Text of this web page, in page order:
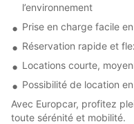
l’environnement
Prise en charge facile
Réservation rapide et
Locations courte,
Possibilité de location
Avec Europcar, profitez
toute sérénité et mobilité.